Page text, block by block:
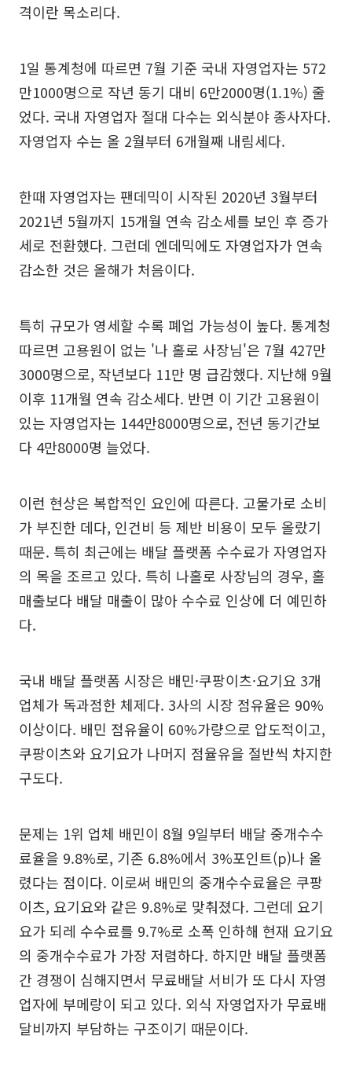
격이란 목소리다.
1일 통계청에 따르면 7월 기준 국내 자영업자는 572
만1000명으로 작년 동기 대비 6만2000명(1.1%) 줄
었다. 국내 자영업자 절대 다수는 외식분야 종사자다.
자영업자 수는 올 2월부터 6개월째 내림세다.
한때 자영업자는 팬데믹이 시작된 2020년 3월부터
2021년 5월까지 15개월 연속 감소세를 보인 후 증가
세로 전환했다. 그런데 엔데믹에도 자영업자가 연속
감소한 것은 올해가 처음이다.
특히 규모가 영세할 수록 폐업 가능성이 높다. 통계청
따르면 고용원이 없는 '나 홀로 사장님'은 7월 427만
3000명으로, 작년보다 11만 명 급감했다. 지난해 9월
이후 11개월 연속 감소세다. 반면 이 기간 고용원이
있는 자영업자는 144만8000명으로, 전년 동기간보
다 4만8000명 늘었다.
이런 현상은 복합적인 요인에 따른다. 고물가로 소비
가 부진한 데다, 인건비 등 제반 비용이 모두 올랐기
때문. 특히 최근에는 배달 플랫폼 수수료가 자영업자
의 목을 조르고 있다. 특히 나홀로 사장님의 경우, 홀
매출보다 배달 매출이 많아 수수료 인상에 더 예민하
다.
국내 배달 플랫폼 시장은 배민·쿠팡이츠·요기요 3개
업체가 독과점한 체제다. 3사의 시장 점유율은 90%
이상이다. 배민 점유율이 60%가량으로 압도적이고,
쿠팡이츠와 요기요가 나머지 점율유을 절반씩 차지한
구도다.
문제는 1위 업체 배민이 8월 9일부터 배달 중개수수
료율을 9.8%로, 기존 6.8%에서 3%포인트(p)나 올
렸다는 점이다. 이로써 배민의 중개수수료율은 쿠팡
이츠, 요기요와 같은 9.8%로 맞춰졌다. 그런데 요기
요가 되레 수수료를 9.7%로 소폭 인하해 현재 요기요
의 중개수수료가 가장 저렴하다. 하지만 배달 플랫폼
간 경쟁이 심해지면서 무료배달 서비가 또 다시 자영
업자에 부메랑이 되고 있다. 외식 자영업자가 무료배
달비까지 부담하는 구조이기 때문이다.